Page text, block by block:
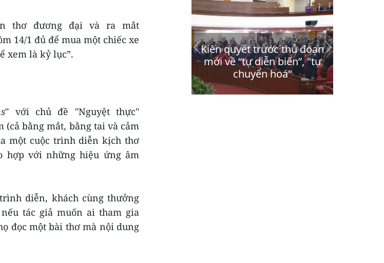
thơ đương đại và ra mắt
14/1 đủ để mua một chiếc xe
xem là kỷ lục”.
" với chủ đề "Nguyệt thực"
(cả bằng mắt, bằng tai và cảm
một cuộc trình diễn kịch thơ
hợp với những hiệu ứng âm
diễn, khách cùng thưởng
tác giả muốn ai tham gia
đọc một bài thơ mà nội dung